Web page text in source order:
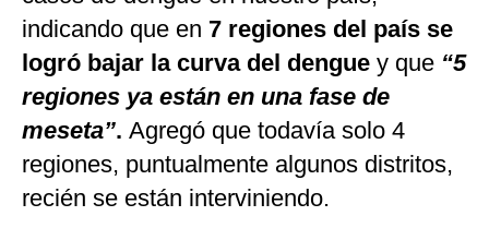
indicando que en 7 regiones del país se
logró bajar la curva del dengue y que “5
regiones ya están en una fase de
meseta”. Agregó que todavía solo 4
regiones, puntualmente algunos distritos,
recién se están interviniendo.